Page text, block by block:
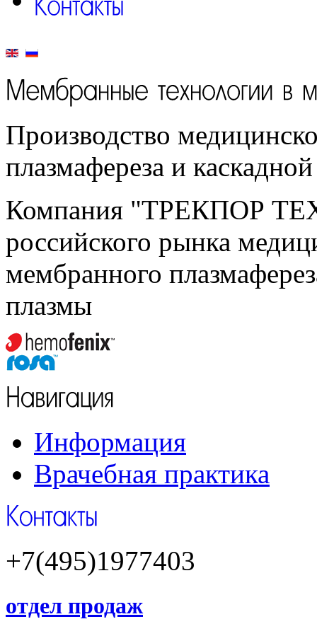
Производство
плазмафереза и
Компания "ТРЕКПОР
российского рынка
мембранного
плазмы
Информация
Врачебная практика
+7(495)1977403
отдел продаж